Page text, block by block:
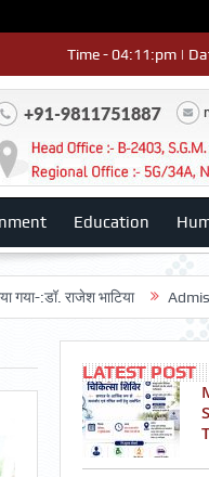
Time - 04:11:pm |
Education
भाटिया Admission
LATEST POST